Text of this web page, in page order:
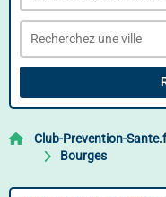
Club-Prevention-
Bourges